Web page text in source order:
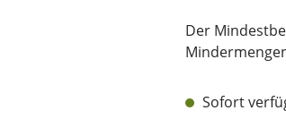
Der
Sofort